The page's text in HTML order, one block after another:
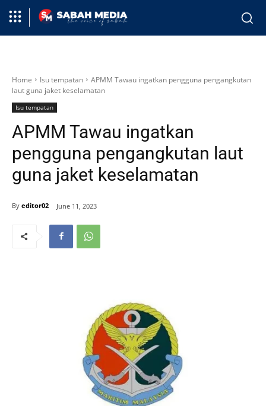
Home Isu tempatan
APMM Tawau ingatkan pengguna pengangkutan
laut guna jaket keselamatan
Isu tempatan
APMM Tawau ingatkan
pengguna pengangkutan laut
guna jaket keselamatan
By editor02 June 11, 2023